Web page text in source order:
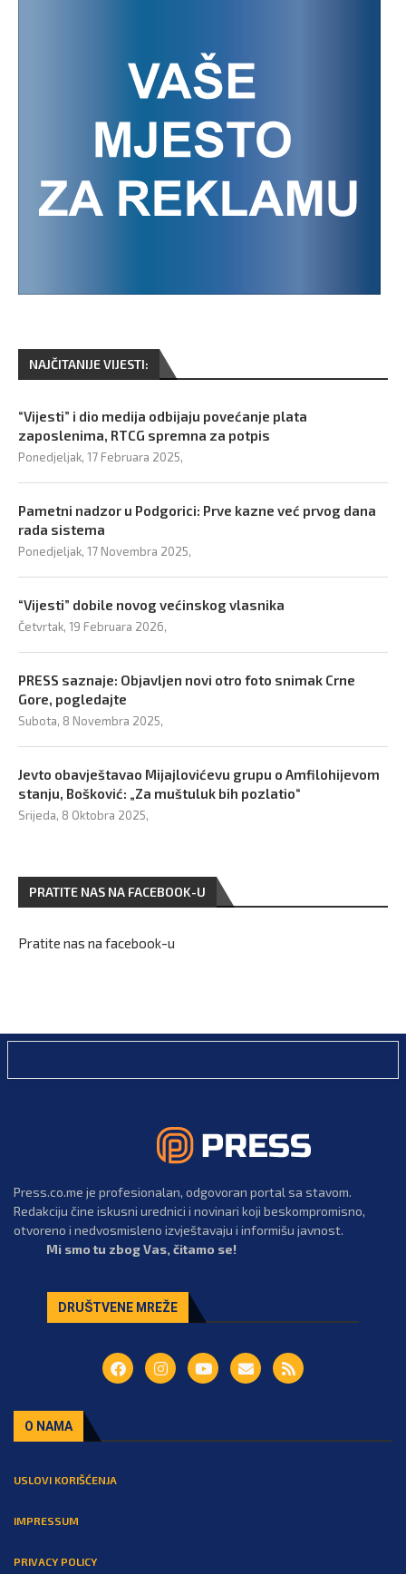
NAJČITANIJE VIJESTI:
“Vijesti” i dio medija odbijaju povećanje plata
zaposlenima, RTCG spremna za potpis
Ponedjeljak, 17 Februara 2025,
Pametni nadzor u Podgorici: Prve kazne već prvog dana
rada sistema
Ponedjeljak, 17 Novembra 2025,
“Vijesti” dobile novog većinskog vlasnika
Četvrtak, 19 Februara 2026,
PRESS saznaje: Objavljen novi otro foto snimak Crne
Gore, pogledajte
Subota, 8 Novembra 2025,
Jevto obavještavao Mijajlovićevu grupu o Amfilohijevom
stanju, Bošković: „Za muštuluk bih pozlatio“
Srijeda, 8 Oktobra 2025,
PRATITE NAS NA FACEBOOK-U
Pratite nas na facebook-u
Press.co.me je profesionalan, odgovoran portal sa stavom.
Redakciju čine iskusni urednici i novinari koji beskompromisno,
otvoreno i nedvosmisleno izvještavaju i informišu javnost.
Mi smo tu zbog Vas, čitamo se!
DRUŠTVENE MREŽE
O NAMA
USLOVI KORIŠĆENJA
IMPRESSUM
PRIVACY POLICY